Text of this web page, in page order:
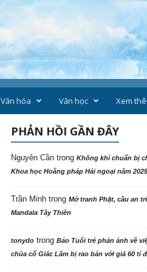
Văn hóa Văn học Xem
PHẢN HỒI GẦN ĐÂY
Nguyên Cầntrong Không khí chuẩn bị
Khoa học Hoằng pháp Hải ngoại năm
Trần Minhtrong Mở tranh Phật, cầu an
Mandala Tây Thiên
tonydotrong Báo Tuổi trẻ phản ảnh về
chùa cổ Giác Lâm bị rao bán với giá 60 tỉ